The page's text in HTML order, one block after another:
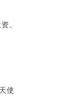
、
使